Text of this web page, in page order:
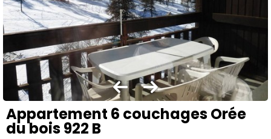
Appartement 6 couchages Orée
du bois 922 B